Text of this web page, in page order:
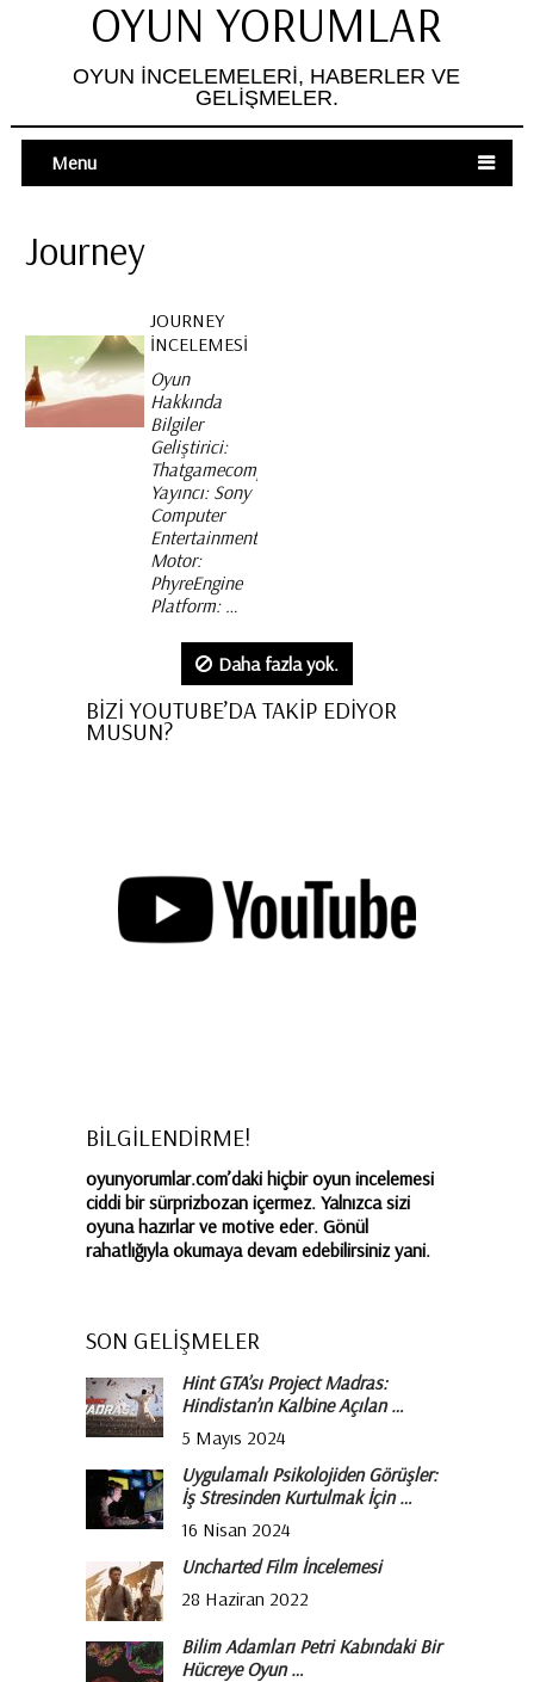
OYUN YORUMLAR
OYUN İNCELEMELERI, HABERLER VE
GELIŞMELER.
Menu
Journey
JOURNEY
İNCELEMESI
Oyun
Hakkında
Bilgiler
Geliştirici:
Thatgamecompany
Yayıncı: Sony
Computer
Entertainment
Motor:
PhyreEngine
Platform: …
Daha fazla yok.
BİZİ YOUTUBE’DA TAKİP EDİYOR
MUSUN?
BİLGİLENDİRME!
oyunyorumlar.com’daki hiçbir oyun incelemesi
ciddi bir sürprizbozan içermez. Yalnızca sizi
oyuna hazırlar ve motive eder. Gönül
rahatlığıyla okumaya devam edebilirsiniz yani.
SON GELİŞMELER
Hint GTA’sı Project Madras:
Hindistan’ın Kalbine Açılan …
5 Mayıs 2024
Uygulamalı Psikolojiden Görüşler:
İş Stresinden Kurtulmak İçin …
16 Nisan 2024
Uncharted Film İncelemesi
28 Haziran 2022
Bilim Adamları Petri Kabındaki Bir
Hücreye Oyun …